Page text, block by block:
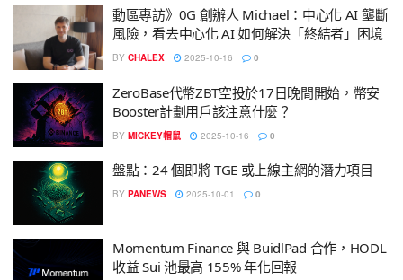
動區專訪》0G 創辦人 Michael：中心化 AI 壟斷
風險，看去中心化 AI 如何解決「終結者」困境
BY CHALEX 2025-10-16 0
ZeroBase代幣ZBT空投於17日晚間開始，幣安
Booster計劃用戶該注意什麼？
BY MICKEY帽鼠 2025-10-16 0
盤點：24 個即將 TGE 或上線主網的潛力項目
BY PANEWS 2025-10-01 0
Momentum Finance 與 BuidlPad 合作，HODL
收益 Sui 池最高 155% 年化回報